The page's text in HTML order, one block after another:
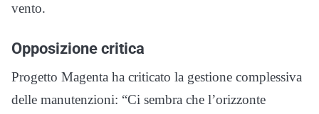
vento.
Opposizione critica
Progetto Magenta ha criticato la gestione complessiva
delle manutenzioni: “Ci sembra che l’orizzonte